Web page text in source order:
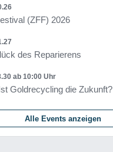
(ZFF) 2026
des Reparierens
ab 10:00 Uhr
Goldrecycling die Zukunft?
Alle Events anzeigen